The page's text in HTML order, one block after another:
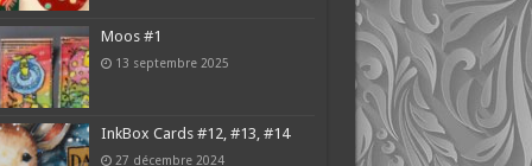
Moos #1
13 septembre 2025
InkBox Cards #12, #13, #14
27 décembre 2024